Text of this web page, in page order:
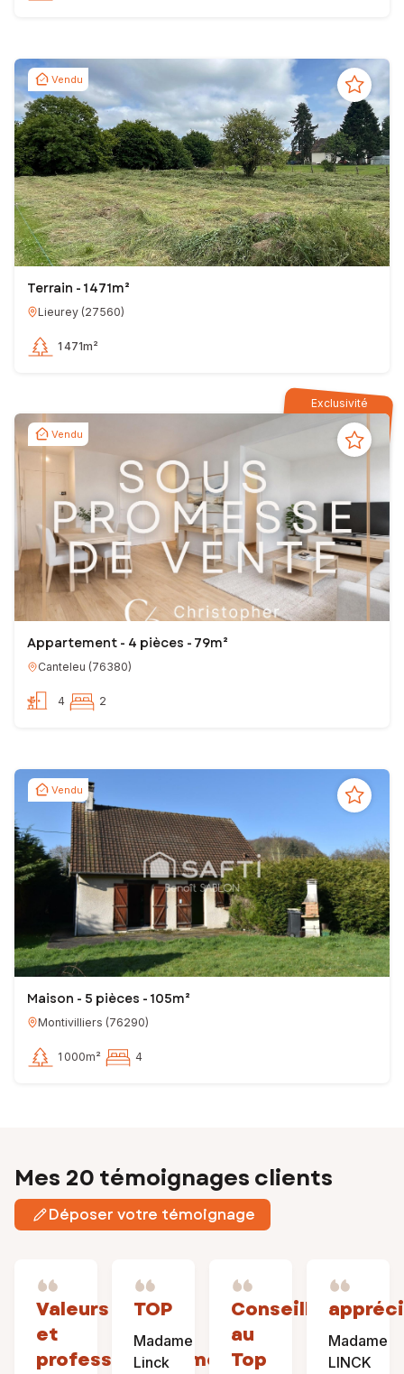
Vendu
Terrain - 1 471m²
Lieurey (27560)
1 471m²
Exclusivité
Vendu
Appartement - 4 pièces - 79m²
Canteleu (76380)
4 2
Vendu
Maison - 5 pièces - 105m²
Montivilliers (76290)
1 000m² 4
Mes 20 témoignages clients
Déposer votre témoignage
Valeurs
et
professionnalisme
TOP
Madame
Linck
Conseillère
au
Top
Madame
LINCK